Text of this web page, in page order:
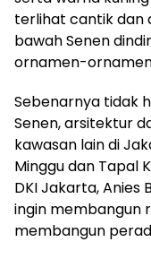
terlihat cantik dan
bawah Senen
ornamen-
Sebenarnya tidak
Senen, arsitektur
kawasan lain di
Minggu dan Tapal
DKI Jakarta, Anies
ingin membangun
membangun